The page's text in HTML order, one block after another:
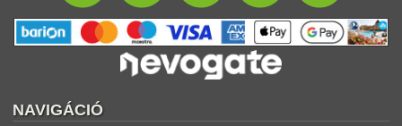
NAVIGÁCIÓ